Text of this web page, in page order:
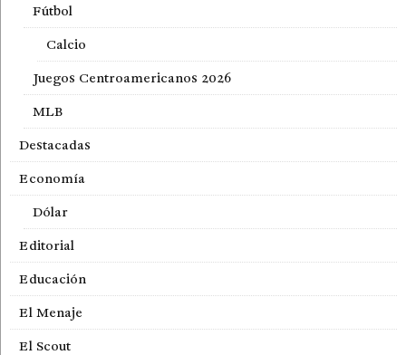
Fútbol
Calcio
Juegos Centroamericanos 2026
MLB
Destacadas
Economía
Dólar
Editorial
Educación
El Menaje
El Scout